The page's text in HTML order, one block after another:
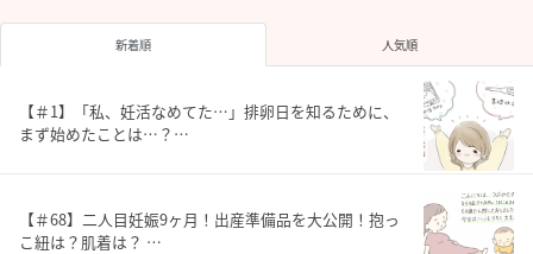
新着順 人気順
【＃1】「私、妊活なめてた…」排卵日を知るために、
まず始めたことは…？…
【＃68】二人目妊娠9ヶ月！出産準備品を大公開！抱っ
こ紐は？肌着は？ …